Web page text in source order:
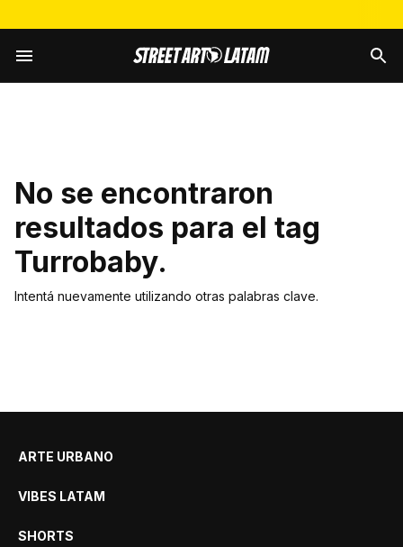
No se encontraron
resultados para el tag
Turrobaby.
Intentá nuevamente utilizando otras palabras clave.
ARTE URBANO
VIBES LATAM
SHORTS